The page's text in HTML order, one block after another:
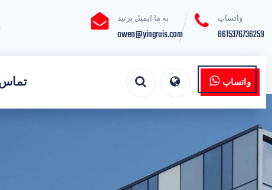
به ما ایمیل بزنید
owen@yingruis.com
واتساپ
8615376736259
تماس واتساپ